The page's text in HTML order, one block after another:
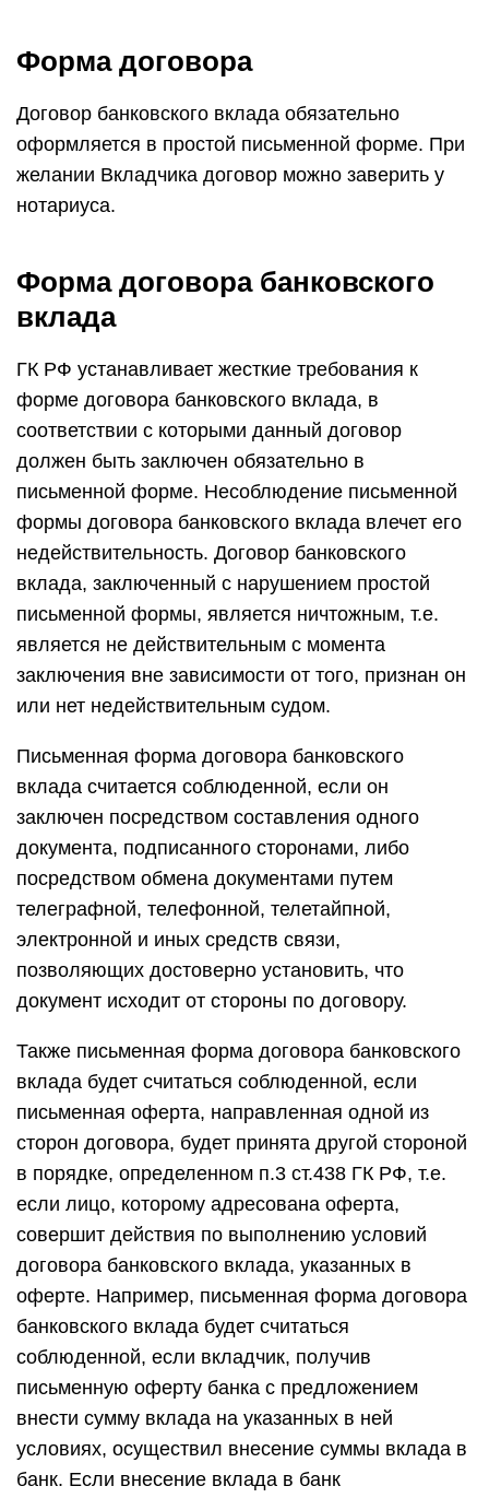
Форма договора
Договор банковского вклада обязательно
оформляется в простой письменной форме. При
желании Вкладчика договор можно заверить у
нотариуса.
Форма договора банковского
вклада
ГК РФ устанавливает жесткие требования к
форме договора банковского вклада, в
соответствии с которыми данный договор
должен быть заключен обязательно в
письменной форме. Несоблюдение письменной
формы договора банковского вклада влечет его
недействительность. Договор банковского
вклада, заключенный с нарушением простой
письменной формы, является ничтожным, т.е.
является не действительным с момента
заключения вне зависимости от того, признан он
или нет недействительным судом.
Письменная форма договора банковского
вклада считается соблюденной, если он
заключен посредством составления одного
документа, подписанного сторонами, либо
посредством обмена документами путем
телеграфной, телефонной, телетайпной,
электронной и иных средств связи,
позволяющих достоверно установить, что
документ исходит от стороны по договору.
Также письменная форма договора банковского
вклада будет считаться соблюденной, если
письменная оферта, направленная одной из
сторон договора, будет принята другой стороной
в порядке, определенном п.3 ст.438 ГК РФ, т.е.
если лицо, которому адресована оферта,
совершит действия по выполнению условий
договора банковского вклада, указанных в
оферте. Например, письменная форма договора
банковского вклада будет считаться
соблюденной, если вкладчик, получив
письменную оферту банка с предложением
внести сумму вклада на указанных в ней
условиях, осуществил внесение суммы вклада в
банк. Если внесение вклада в банк